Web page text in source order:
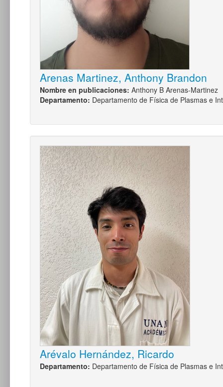
Arenas Martinez, Anthony Brandon
Nombre en publicaciones: Anthony B Arenas-Martinez
Departamento: Departamento de Física de Plasmas e
Arévalo Hernández, Ricardo
Departamento: Departamento de Física de Plasmas e